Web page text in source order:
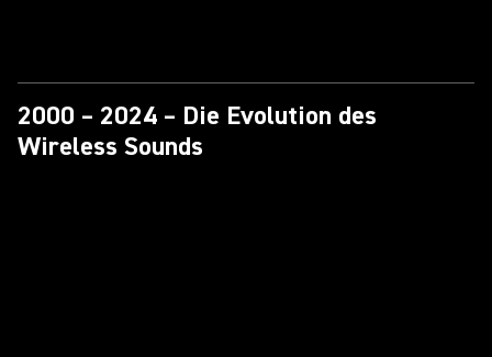
2000 – 2024 – Die Evolution des
Wireless Sounds